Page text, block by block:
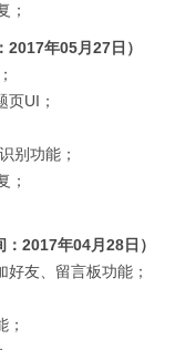
；
年05月27日）
页UI；
别功能；
；
2017年04月28日）
友、留言板功能；